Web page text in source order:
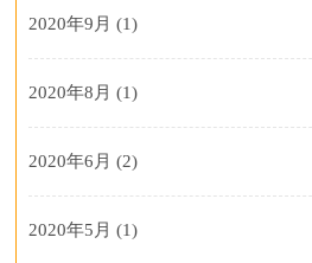
2020年9月 (1)
2020年8月 (1)
2020年6月 (2)
2020年5月 (1)